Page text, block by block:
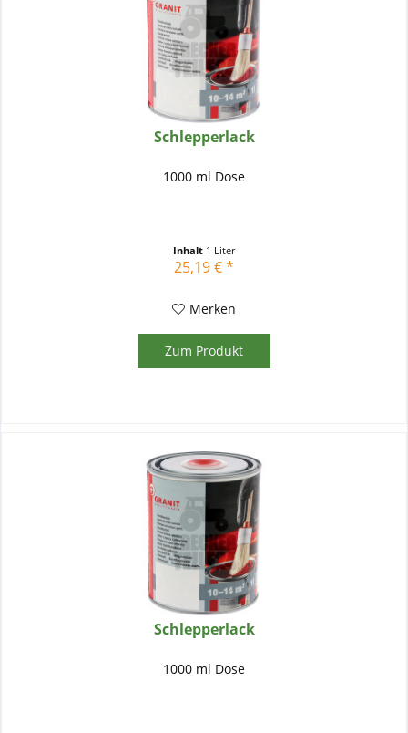
Schlepperlack
1000 ml Dose
Inhalt 1 Liter
25,19 € *
Merken
Zum Produkt
Schlepperlack
1000 ml Dose